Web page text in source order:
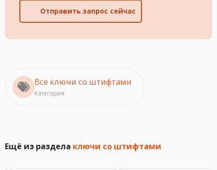
Отправить запрос сейчас
Все ключи со штифтами
Категория
Ещё из раздела ключи со штифтами